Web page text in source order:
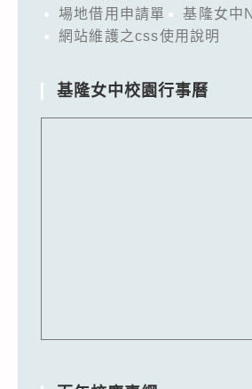
場地借用申請單
基隆女中
網站維護之css使用說明
基隆女中校園行事曆